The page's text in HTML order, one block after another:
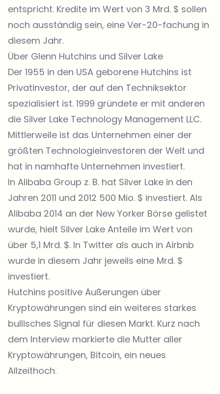
entspricht. Kredite im Wert von 3 Mrd. $ sollen
noch ausständig sein, eine Ver-20-fachung in
diesem Jahr.
Über Glenn Hutchins und Silver Lake
Der 1955 in den USA geborene Hutchins ist
Privatinvestor, der auf den Techniksektor
spezialisiert ist. 1999 gründete er mit anderen
die Silver Lake Technology Management LLC.
Mittlerweile ist das Unternehmen einer der
größten Technologieinvestoren der Welt und
hat in namhafte Unternehmen investiert.
In Alibaba Group z. B. hat Silver Lake in den
Jahren 2011 und 2012 500 Mio. $ investiert. Als
Alibaba 2014 an der New Yorker Börse gelistet
wurde, hielt Silver Lake Anteile im Wert von
über 5,1 Mrd. $. In Twitter als auch in Airbnb
wurde in diesem Jahr jeweils eine Mrd. $
investiert.
Hutchins positive Äußerungen über
Kryptowährungen sind ein weiteres starkes
bullisches Signal für diesen Markt. Kurz nach
dem Interview markierte die Mutter aller
Kryptowährungen, Bitcoin, ein neues
Allzeithoch.